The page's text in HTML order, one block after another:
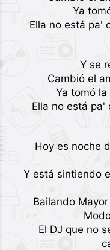
Ya
Ella no está pa'
Y se
Cambió el
Ya tomó
Ella no está pa'
Hoy es noche
Y está sintiendo
Bailando
El DJ que no